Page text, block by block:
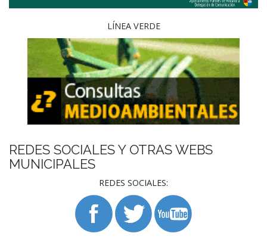
LÍNEA VERDE
REDES SOCIALES Y OTRAS WEBS
MUNICIPALES
REDES SOCIALES: